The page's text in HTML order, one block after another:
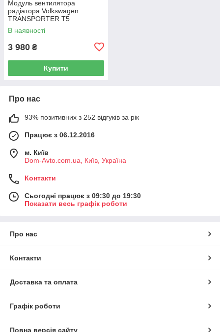
Модуль вентилятора
радіатора Volkswagen
TRANSPORTER T5
Фургон 03-15 7H0919506D
В наявності
3 980 ₴
Купити
Про нас
93% позитивних з 252 відгуків за рік
Працює з 06.12.2016
м. Київ
Dom-Avto.com.ua, Київ, Україна
Контакти
Сьогодні працює з 09:30 до 19:30
Показати весь графік роботи
Про нас
Контакти
Доставка та оплата
Графік роботи
Повна версія сайту